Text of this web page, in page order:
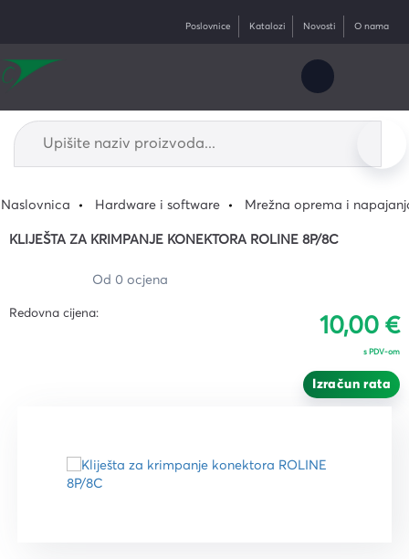
Poslovnice Katalozi Novosti O nama
Naslovnica Hardware i software Mrežna oprema i
KLIJEŠTA ZA KRIMPANJE KONEKTORA ROLINE 8P/8C
Od 0 ocjena
Redovna cijena:
10,00 €
s PDV-om
Izračun rata